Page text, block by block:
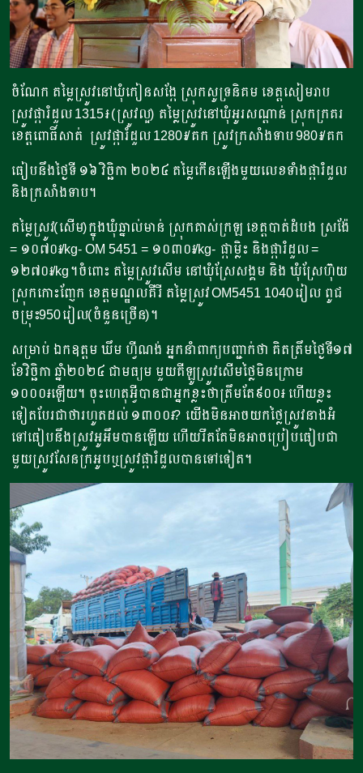
ចំណែក តម្លៃស្រូវនៅឃុំកៀនសង្កែ ស្រុកសូទ្រនិគម ខេត្តសៀមរាប
ស្រូវផ្ការំដួល 1315៛ (ស្រូវល្អ) តម្លៃស្រូវនៅឃុំអូរសណ្ដាន់ ស្រុកក្រគរ
ខេត្តពោធិ៍សាត់ ស្រូវផ្ការំដួល 1280៛/គក ស្រូវក្រសាំងទាប 980៛/គក
ធៀបនឹងថ្ងៃទី ១៦ វិច្ឆិកា ២០២៤ តម្លៃកើនឡើងមួយលេខទាំងផ្ការំដួល
និងក្រសាំងទាប។​
តម្លៃស្រូវ(សើម)ក្នុងឃុំឆ្នាល់មាន់ ស្រុកគាស់ក្រឡ ខេត្តបាត់ដំបង ស្រង៉ែ
= ១០៧០៛/kg- OM 5451 = ១០៣០៛/kg- ផ្កាម្លិះ និងផ្ការំដួល =
១២៧០៛/kg។ចំពោះ តម្លៃស្រូវសើម នៅឃុំស្រែសង្គម និង ឃុំស្រែហ៊ុយ
ស្រុកកោះញែក ខេត្តមណ្ឌលគីរី តម្លៃស្រូវ OM5451 1040រៀល ពូជ
ចម្រុះ950រៀល(ចំនួនច្រើន)។
សម្រាប់ ឯកឧត្តម ឃឹម ហ្វីណង់ អ្នកនាំពាក្យបញ្ជាក់ថា គិតត្រឹមថ្ងៃទី១៧
ខែវិច្ឆិកា ឆ្នាំ២០២៤ ជាមធ្យម មួយគីឡូស្រូវសើមថ្លៃមិនក្រោម
១០០០៛ឡើយ។ ចុះហេតុអ្វីបានជាអ្នកខ្លះថាត្រឹមតែ៩០០៛ ហើយខ្លះ
ទៀតបែរជាថារហូតដល់ ១៣០០៛? យើងមិនអាចយកថ្លៃស្រូវនាងអំ
ទៅធៀបនឹងស្រូវអូអឹមបានឡើយ ហើយរឹតតែមិនអាចប្រៀបធៀបជា
មួយស្រូវសែនក្រអូបឬស្រូវផ្ការំដួលបានទៅទៀត។